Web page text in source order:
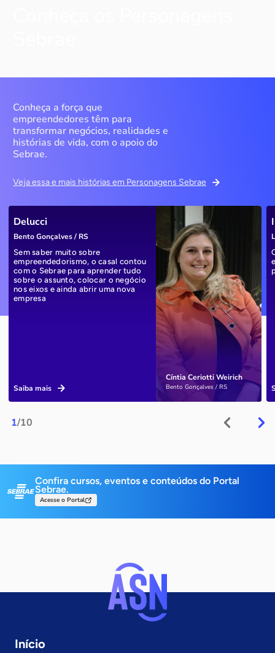
Conheça a força que
empreendedores têm para
transformar negócios, realidades e
histórias de vida, com o apoio do
Sebrae.
Veja essa e mais histórias em Personagens Sebrae
1/10
Cíntia Ceriotti Weirich
Bento Gonçalves / RS
Delucci
Bento Gonçalves / RS
Sem saber muito sobre
empreendedorismo, o casal contou
com o Sebrae para aprender tudo
sobre o assunto, colocar o negócio
nos eixos e ainda abrir uma nova
empresa
Saiba mais
Confira cursos, eventos e conteúdos do Portal
Sebrae.
Acesse o Portal
Início